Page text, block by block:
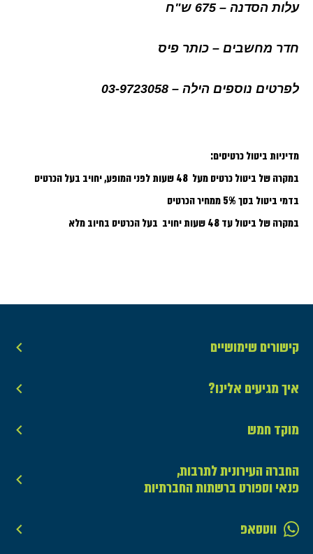
עלות הסדנה – 675 ש"ח
חדר מחשבים – כותר פיס
לפרטים נוספים הילה – 03-9723058
מדיניות ביטול כרטיסים:
במקרה של ביטול כרטיס מעל 48 שעות לפני המופע, יחויב בעל הכרטיס
בדמי ביטול בסך 5% ממחיר הכרטיס
במקרה של ביטול עד 48 שעות יחויב בעל הכרטיס בחיוב מלא
קישורים שימושיים
איך מגיעים אלינו?
מוקד חמש
החברה העירונית לתרבות,
פנאי וספורט ברשתות החברתיות
ווטסאפ